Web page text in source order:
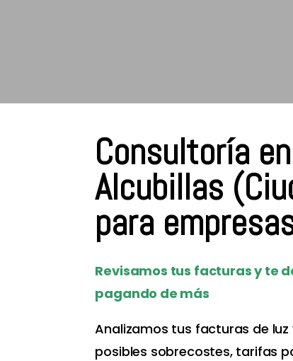
Descargar archivo:
content/uploads/2026/04/
Consultoría
Alcubillas
para
Revisamos tus facturas y te
pagando de más
Analizamos tus facturas de
posibles sobrecostes, tarifas